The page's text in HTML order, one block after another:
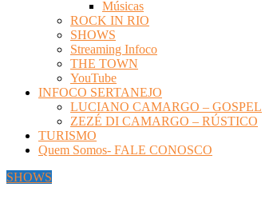
Músicas
ROCK IN RIO
SHOWS
Streaming Infoco
THE TOWN
YouTube
INFOCO SERTANEJO
LUCIANO CAMARGO – GOSPEL
ZEZÉ DI CAMARGO – RÚSTICO
TURISMO
Quem Somos- FALE CONOSCO
SHOWS